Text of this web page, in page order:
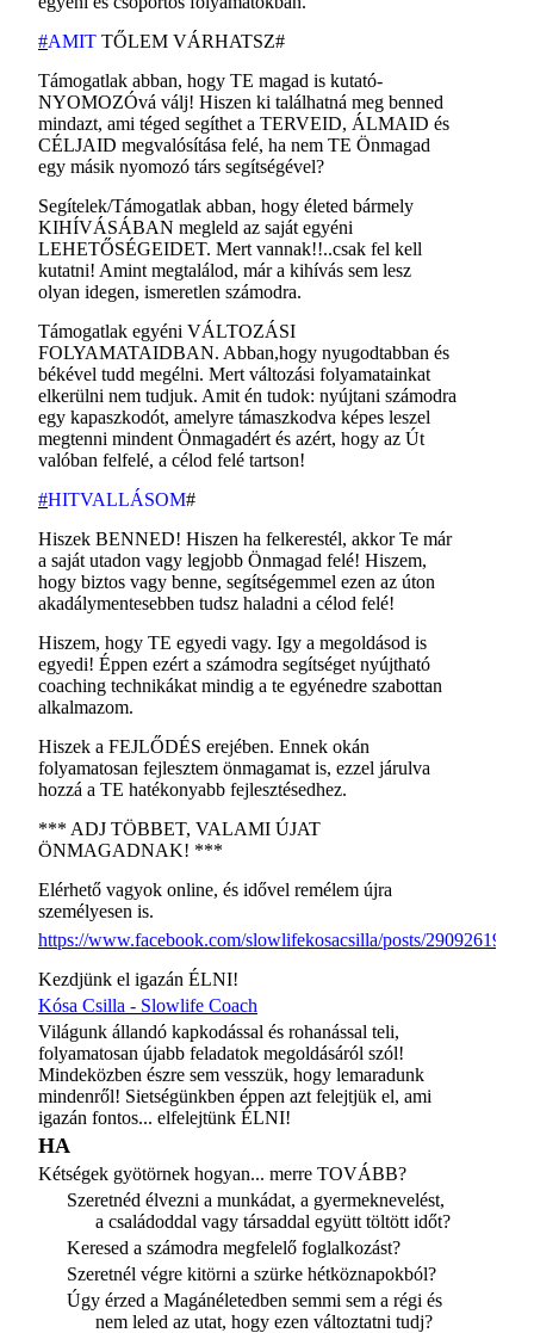
#AMIT TŐLEM VÁRHATSZ#
Támogatlak abban, hogy TE magad is kutató-
NYOMOZÓvá válj! Hiszen ki találhatná meg benned
mindazt, ami téged segíthet a TERVEID, ÁLMAID és
CÉLJAID megvalósítása felé, ha nem TE Önmagad
egy másik nyomozó társ segítségével?
Segítelek/Támogatlak abban, hogy életed bármely
KIHÍVÁSÁBAN megleld az saját egyéni
LEHETŐSÉGEIDET. Mert vannak!!..csak fel kell
kutatni! Amint megtalálod, már a kihívás sem lesz
olyan idegen, ismeretlen számodra.
Támogatlak egyéni VÁLTOZÁSI
FOLYAMATAIDBAN. Abban,hogy nyugodtabban és
békével tudd megélni. Mert változási folyamatainkat
elkerülni nem tudjuk. Amit én tudok: nyújtani számodra
egy kapaszkodót, amelyre támaszkodva képes leszel
megtenni mindent Önmagadért és azért, hogy az Út
valóban felfelé, a célod felé tartson!
#HITVALLÁSOM#
Hiszek BENNED! Hiszen ha felkerestél, akkor Te már
a saját utadon vagy legjobb Önmagad felé! Hiszem,
hogy biztos vagy benne, segítségemmel ezen az úton
akadálymentesebben tudsz haladni a célod felé!
Hiszem, hogy TE egyedi vagy. Igy a megoldásod is
egyedi! Éppen ezért a számodra segítséget nyújtható
coaching technikákat mindig a te egyénedre szabottan
alkalmazom.
Hiszek a FEJLŐDÉS erejében. Ennek okán
folyamatosan fejlesztem önmagamat is, ezzel járulva
hozzá a TE hatékonyabb fejlesztésedhez.
*** ADJ TÖBBET, VALAMI ÚJAT
ÖNMAGADNAK! ***
Elérhető vagyok online, és idővel remélem újra
személyesen is.
https://www.facebook.com/slowlifekosacsilla/posts/
Kezdjünk el igazán ÉLNI!
Kósa Csilla - Slowlife Coach
Világunk állandó kapkodással és rohanással teli,
folyamatosan újabb feladatok megoldásáról szól!
Mindeközben észre sem vesszük, hogy lemaradunk
mindenről! Sietségünkben éppen azt felejtjük el, ami
igazán fontos... elfelejtünk ÉLNI!
HA
Kétségek gyötörnek hogyan... merre TOVÁBB?
Szeretnéd élvezni a munkádat, a gyermeknevelést,
a családoddal vagy társaddal együtt töltött időt?
Keresed a számodra megfelelő foglalkozást?
Szeretnél végre kitörni a szürke hétköznapokból?
Úgy érzed a Magánéletedben semmi sem a régi és
nem leled az utat, hogy ezen változtatni tudj?